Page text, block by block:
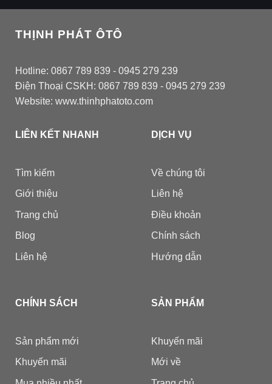
THỊNH PHÁT ÔTÔ
Hotline: 0867 789 839 - 0945 279 239
Điện Thoại CSKH: 0867 789 839 - 0945 279 239
Website: www.thinhphatoto.com
LIÊN KẾT NHANH
Tìm kiếm
Giới thiệu
Trang chủ
Blog
Liên hệ
DỊCH VỤ
Về chúng tôi
Liên hệ
Điều khoản
Chính sách
Hướng dẫn
CHÍNH SÁCH
Sản phẩm mới
Khuyến mãi
SẢN PHẨM
Khuyến mãi
Mới về